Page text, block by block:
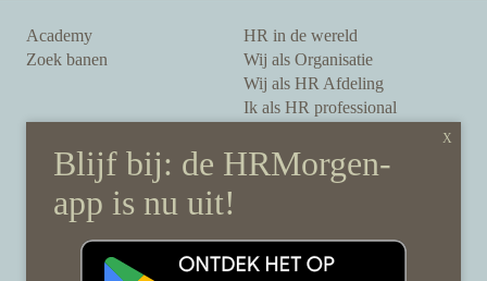
Academy
Zoek banen
HR in de wereld
Wij als Organisatie
Wij als HR Afdeling
Ik als HR professional
Onze auteurs
Onze partners
Sponsoring
Over HRMorgen
Disclaimer & gedragscode